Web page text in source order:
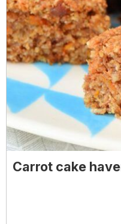
Carrot cake